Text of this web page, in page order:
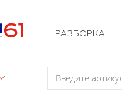
РАЗБОРКА